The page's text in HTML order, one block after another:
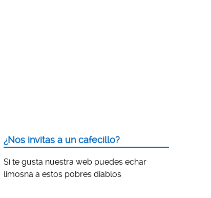
¿Nos invitas a un cafecillo?
Si te gusta nuestra web puedes echar
limosna a estos pobres diablos